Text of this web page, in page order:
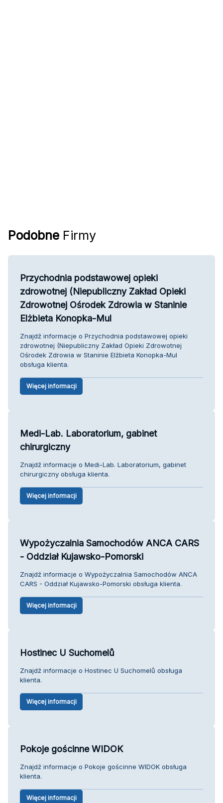
Podobne Firmy
Przychodnia podstawowej opieki
zdrowotnej (Niepubliczny Zakład Opieki
Zdrowotnej Ośrodek Zdrowia w Staninie
Elżbieta Konopka-Mul
Znajdź informacje o Przychodnia podstawowej opieki
zdrowotnej (Niepubliczny Zakład Opieki Zdrowotnej
Ośrodek Zdrowia w Staninie Elżbieta Konopka-Mul
obsługa klienta.
Więcej informacji
Medi-Lab. Laboratorium, gabinet
chirurgiczny
Znajdź informacje o Medi-Lab. Laboratorium, gabinet
chirurgiczny obsługa klienta.
Więcej informacji
Wypożyczalnia Samochodów ANCA CARS
- Oddział Kujawsko-Pomorski
Znajdź informacje o Wypożyczalnia Samochodów ANCA
CARS - Oddział Kujawsko-Pomorski obsługa klienta.
Więcej informacji
Hostinec U Suchomelů
Znajdź informacje o Hostinec U Suchomelů obsługa
klienta.
Więcej informacji
Pokoje gościnne WIDOK
Znajdź informacje o Pokoje gościnne WIDOK obsługa
klienta.
Więcej informacji